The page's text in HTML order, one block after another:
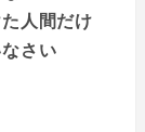
人間だけ
さい